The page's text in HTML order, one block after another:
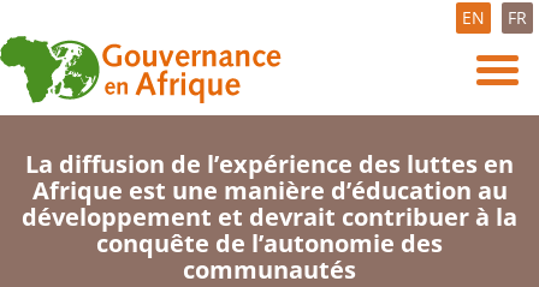
EN FR
La diffusion de l’expérience des luttes en
Afrique est une manière d’éducation au
développement et devrait contribuer à la
conquête de l’autonomie des
communautés